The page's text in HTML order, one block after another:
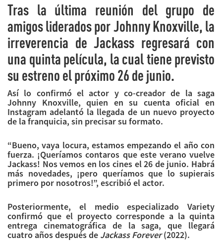
Tras la última reunión del grupo de
amigos liderados por Johnny Knoxville, la
irreverencia de Jackass regresará con
una quinta película, la cual tiene previsto
su estreno el próximo 26 de junio.
Así lo confirmó el actor y co-creador de la saga
Johnny Knoxville, quien en su cuenta oficial en
Instagram adelantó la llegada de un nuevo proyecto
de la franquicia, sin precisar su formato.
“Bueno, vaya locura, estamos empezando el año con
fuerza. ¡Queríamos contaros que este verano vuelve
Jackass! Nos vemos en los cines el 26 de junio. Habrá
más novedades, ¡pero queríamos que lo supierais
primero por nosotros!”, escribió el actor.
Posteriormente, el medio especializado Variety
confirmó que el proyecto corresponde a la quinta
entrega cinematográfica de la saga, que llegará
cuatro años después de Jackass Forever(2022).